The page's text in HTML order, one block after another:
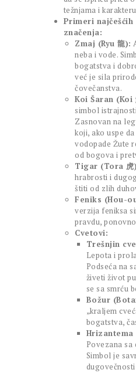
težnjama i
Primeri
značenja:
Zmaj (Ryu 龍):
neba i vode.
bogatstva i
već je sila
čovečanstva.
Koi Šaran (Koi
simbol
Zasnovan na
koji, ako uspe
vodopade Žute
od bogova i
Tigar (Tora 虎
hrabrosti i
štiti od zlih
Feniks (Hou-
verzija feniksa
pravdu,
Cvetovi:
Trešnjin
Lepota i
Podseća na
živeti život
se sa smrću
Božur
„kraljem
bogatstva,
Hrizantema
Povezana
Simbol je